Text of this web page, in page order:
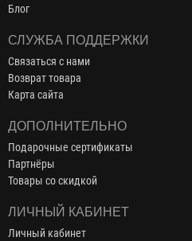
Блог
СЛУЖБА ПОДДЕРЖКИ
Связаться с нами
Возврат товара
Карта сайта
ДОПОЛНИТЕЛЬНО
Подарочные сертификаты
Партнёры
Товары со скидкой
ЛИЧНЫЙ КАБИНЕТ
Личный кабинет